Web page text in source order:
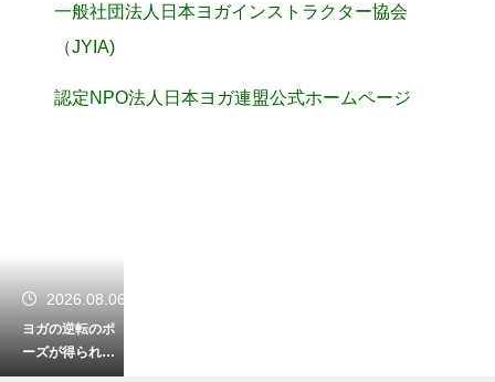
一般社団法人日本ヨガインストラクター協会
（JYIA)
認定NPO法人日本ヨガ連盟公式ホームページ
2026.08.06
ヨガの逆転のポ
ーズが得られる
驚きの効果！血